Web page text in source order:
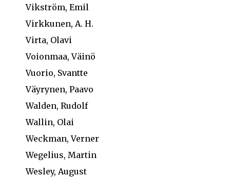
Vikström, Emil
Virkkunen, A. H.
Virta, Olavi
Voionmaa, Väinö
Vuorio, Svantte
Väyrynen, Paavo
Walden, Rudolf
Wallin, Olai
Weckman, Verner
Wegelius, Martin
Wesley, August